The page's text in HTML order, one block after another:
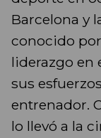
Barcelona y
conocido
liderazgo en
sus
entrenador.
lo llevó a la